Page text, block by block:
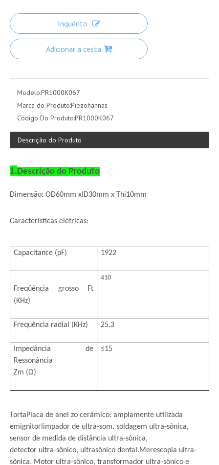
Inquérito
Adicionar a cesta
Modelo:PR1000K067
Marca do Produto:Piezohannas
Código Do Produto:PR1000K067
Descrição do Produto
1.Descrição do Produto
Dimensão: OD60mm xID30mm x Thi10mm
Características elétricas:
Capacitance (pF) 1922
Freqüência grosso Ft
(KHz)
410
Frequência radial (KHz) 25.3
Impedância de
Ressonância
Zm (Ω)
≤15
TortaPlaca de anel zo cerâmico: amplamente utilizada
emignitor limpador de ultra-som, soldagem ultra-sônica,
sensor de medida de distância ultra-sônica,
detector ultra-sônico, ultrasônico dental.Merescopia ultra-
sônica. Motor ultra-sônico, transformador ultra-sônico e